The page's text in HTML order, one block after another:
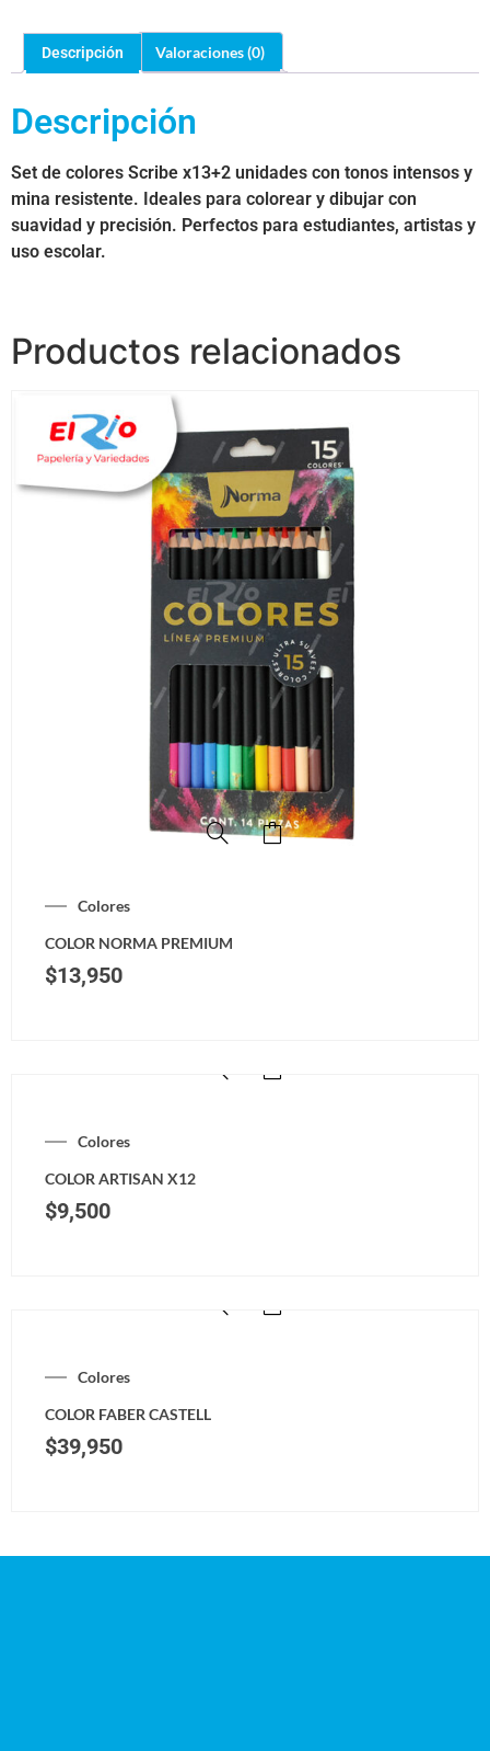
Descripción Valoraciones (0)
Descripción
Set de colores Scribe x13+2 unidades con tonos intensos y
mina resistente. Ideales para colorear y dibujar con
suavidad y precisión. Perfectos para estudiantes, artistas y
uso escolar.
Productos relacionados
Colores
COLOR NORMA PREMIUM
$13,950
Colores
COLOR ARTISAN X12
$9,500
Colores
COLOR FABER CASTELL
$39,950